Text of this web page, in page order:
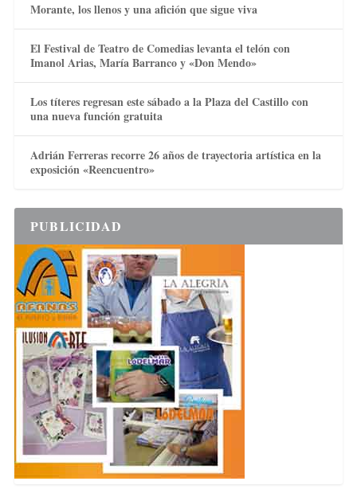
Morante, los llenos y una afición que sigue viva
El Festival de Teatro de Comedias levanta el telón con
Imanol Arias, María Barranco y «Don Mendo»
Los títeres regresan este sábado a la Plaza del Castillo con
una nueva función gratuita
Adrián Ferreras recorre 26 años de trayectoria artística en la
exposición «Reencuentro»
PUBLICIDAD